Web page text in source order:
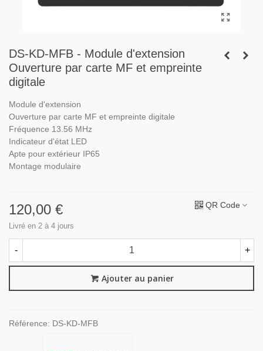
DS-KD-MFB - Module d'extension
Ouverture par carte MF et empreinte
digitale
Module d'extension
Ouverture par carte MF et empreinte digitale
Fréquence 13.56 MHz
Indicateur d'état LED
Apte pour extérieur IP65
Montage modulaire
120,00 €
Livré en 2 à 4 jours
QR Code
- +
Ajouter au panier
Référence: DS-KD-MFB